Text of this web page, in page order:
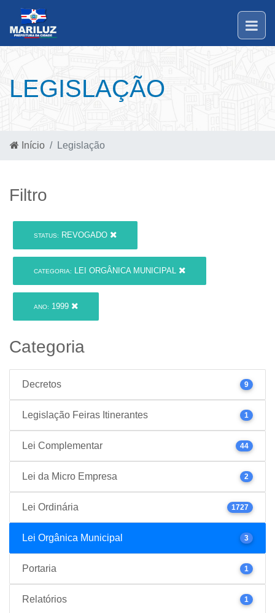
LEGISLAÇÃO
Início Legislação
Filtro
STATUS: REVOGADO
CATEGORIA: LEI ORGÂNICA MUNICIPAL
ANO: 1999
Categoria
Decretos 9
Legislação Feiras Itinerantes 1
Lei Complementar 44
Lei da Micro Empresa 2
Lei Ordinária 1727
Lei Orgânica Municipal 3
Portaria 1
Relatórios 1